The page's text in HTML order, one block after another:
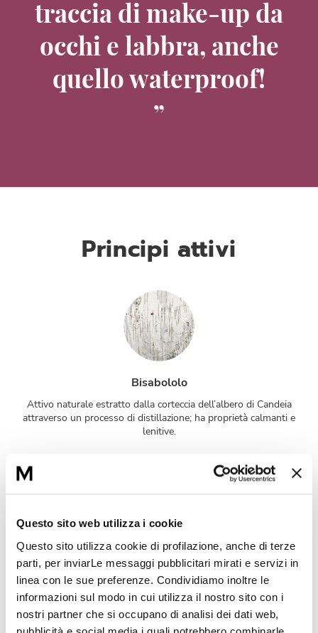
Questo sito web utilizza i cookie
Questo sito utilizza cookie di profilazione, anche di terze
parti, per inviarLe messaggi pubblicitari mirati e servizi in
linea con le sue preferenze. Condividiamo inoltre le
informazioni sul modo in cui utilizza il nostro sito con i
nostri partner che si occupano di analisi dei dati web,
traccia di make-up da
occhi e labbra, anche
quello waterproof!
Principi attivi
Bisabololo
Attivo naturale estratto dalla corteccia dell’albero di Candeia
attraverso un processo di distillazione; ha proprietà calmanti e
lenitive.
Estratto di cotone
delicato ed emolliente, permette di ricostruire il film idrolipidico
della pelle. Estremamente delicato, questo estratto oleoso è
molto gradevole sulla pelle e la lascia morbida e vellutata.